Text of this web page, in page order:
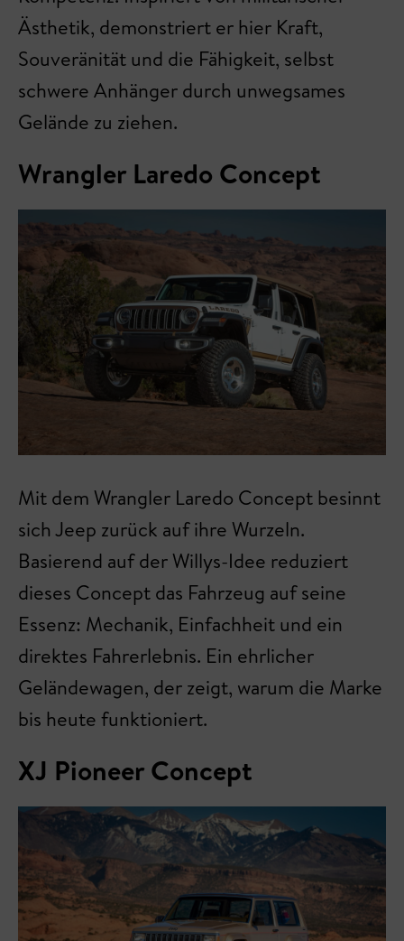
Ästhetik, demonstriert er hier Kraft,
Souveränität und die Fähigkeit, selbst
schwere Anhänger durch unwegsames
Gelände zu ziehen.
Wrangler Laredo Concept
Mit dem Wrangler Laredo Concept besinnt
sich Jeep zurück auf ihre Wurzeln.
Basierend auf der Willys-Idee reduziert
dieses Concept das Fahrzeug auf seine
Essenz: Mechanik, Einfachheit und ein
direktes Fahrerlebnis. Ein ehrlicher
Geländewagen, der zeigt, warum die Marke
bis heute funktioniert.
XJ Pioneer Concept